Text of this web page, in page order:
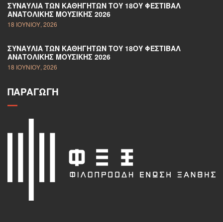
ΣΥΝΑΥΛΊΑ ΤΩΝ ΚΑΘΗΓΗΤΏΝ ΤΟΥ 18ΟΥ ΦΕΣΤΙΒΆΛ
ΑΝΑΤΟΛΙΚΉΣ ΜΟΥΣΙΚΉΣ 2026
18 ΙΟΥΝΊΟΥ, 2026
ΣΥΝΑΥΛΊΑ ΤΩΝ ΚΑΘΗΓΗΤΏΝ ΤΟΥ 18ΟΥ ΦΕΣΤΙΒΆΛ
ΑΝΑΤΟΛΙΚΉΣ ΜΟΥΣΙΚΉΣ 2026
18 ΙΟΥΝΊΟΥ, 2026
ΠΑΡΑΓΩΓΉ